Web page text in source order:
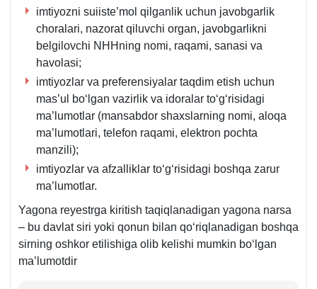
imtiyozni suiiste’mol qilganlik uchun javobgarlik
choralari, nazorat qiluvchi organ, javobgarlikni
belgilovchi NHHning nomi, raqami, sanasi va
havolasi;
imtiyozlar va preferensiyalar taqdim etish uchun
mas’ul boʻlgan vazirlik va idoralar toʻgʻrisidagi
ma’lumotlar (mansabdor shaхslarning nomi, aloqa
ma’lumotlari, telefon raqami, elektron pochta
manzili);
imtiyozlar va afzalliklar toʻgʻrisidagi boshqa zarur
ma’lumotlar.
Yagona reyestrga kiritish taqiqlanadigan yagona narsa
– bu davlat siri yoki qonun bilan qoʻriqlanadigan boshqa
sirning oshkor etilishiga olib kelishi mumkin boʻlgan
ma’lumotdir